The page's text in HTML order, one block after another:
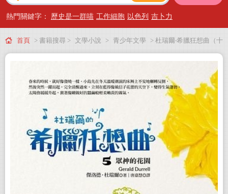
主題閱讀
出版專區
會員專屬
會員儲值方案
熱門關鍵字： 歷史是一群喵 工作細胞 以色列 吉卜力
首頁 > 書籍搜尋 > 文學小說 > 青少年文學 > 杜瑞爾‧希臘狂想曲（十